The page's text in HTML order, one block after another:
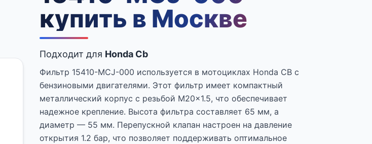
купить в Москве
Подходит для Honda Cb
Фильтр 15410-MCJ-000 используется в мотоциклах Honda CB с
бензиновыми двигателями. Этот фильтр имеет компактный
металлический корпус с резьбой M20x1.5, что обеспечивает
надежное крепление. Высота фильтра составляет 65 мм, а
диаметр — 55 мм. Перепускной клапан настроен на давление
открытия 1.2 бар, что позволяет поддерживать оптимальное